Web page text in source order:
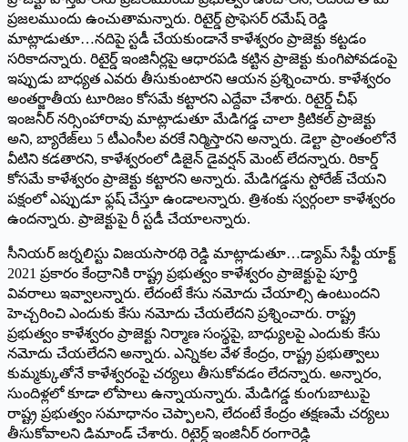
ప్రజలముందు ఉంచుతామన్నారు. రిటైర్డ్ ‌ప్రొఫెసర్‌ ‌రమేష్‌ ‌రెడ్డి
మాట్లాడుతూ…నదిపై స్టడీ చేయకుండానే కాళేశ్వరం ప్రాజెక్టు కట్టడం
సరికాదన్నారు. రిటైర్డ్ ఇం‌జినీర్లపై ఆధారపడి కట్టిన ప్రాజెక్టు కుంగిపోవడంపై
ఇప్పుడు బాధ్యత ఎవరు తీసుకుంటారని ఆయన ప్రశ్నించారు. కాళేశ్వరం
అంతర్జాతీయ టూరిజం కోసమే కట్టారని ఎద్దేవా చేశారు. రిటైర్డ్ ‌చీఫ్‌
ఇం‌జనీర్‌ ‌నర్సింహారావు మాట్లాడుతూ మేడిగడ్డ చాలా క్రిటికల్‌ ‌ప్రాజెక్టు
అని, బ్యారేజ్‌లు 5 టీఎంసీల వరకే నిర్మిస్తారని అన్నారు. డెల్టా ప్రాంతంలోనే
వీటిని కడతారని, కాళేశ్వరంలో డిజైన్‌ ‌డైవర్షన్‌ ‌మెంట్‌ ‌లేదన్నారు. రికార్డ్
‌కోసమే కాళేశ్వరం ప్రాజెక్టు కట్టారని అన్నారు. మేడిగడ్డను స్టోరేజ్‌ ‌చేయని
పక్షంలో ఎప్పుడూ ఫ్లష్‌ ‌చేస్తూ ఉండాలన్నారు. త్రిశంకు స్వర్గంలా కాళేశ్వరం
ఉందన్నారు. ప్రాజెక్టుపై రీ స్టడీ చేయాలన్నారు.
సీనియర్‌ ‌జర్నలిస్టు విజయసారథి రెడ్డి మాట్లాడుతూ…డ్యామ్‌ ‌సేఫ్టీ యాక్ట్
2021 ‌ప్రకారం కేంద్రానికి రాష్ట్ర ప్రభుత్వం కాళేశ్వరం ప్రాజెక్టుపై పూర్తి
వివరాలు ఇవ్వాలన్నారు. లేదంటే కేసు నమోదు చేయాల్సి ఉంటుందని
హెచ్చరించి ఎందుకు కేసు నమోదు చేయలేదని ప్రశ్నించారు. రాష్ట్ర
ప్రభుత్వం కాళేశ్వరం ప్రాజెక్టు నిర్మాణ సంస్థపై, బాధ్యులపై ఎందుకు కేసు
నమోదు చేయలేదని అన్నారు. ఎన్నికల వేళ కేంద్రం, రాష్ట్ర ప్రభుత్వాలు
కుమ్మక్కుతోనే కాళేశ్వరంపై చర్యలు తీసుకోవడం లేదన్నారు. అన్నారం,
సుందిళ్లలో కూడా లోపాలు ఉన్నాయన్నారు. మేడిగడ్డ కుంగుబాటుపై
రాష్ట్ర ప్రభుత్వం సమాధానం చెప్పాలని, లేదంటే కేంద్రం తక్షణమే చర్యలు
తీసుకోవాలని డిమాండ్‌ ‌చేశారు. రిటైర్డ్ ఇం‌జినీర్‌ ‌రంగారెడ్డి